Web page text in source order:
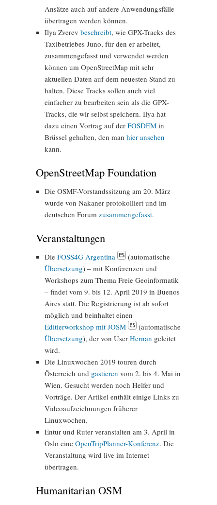
Ansätze auch auf andere Anwendungsfälle
übertragen werden können.
Ilya Zverev beschreibt, wie GPX-Tracks des
Taxibetriebes Juno, für den er arbeitet,
zusammengefasst und verwendet werden
können um OpenStreetMap mit sehr
aktuellen Daten auf dem neuesten Stand zu
halten. Diese Tracks sollen auch viel
einfacher zu bearbeiten sein als die GPX-
Tracks, die wir selbst speichern. Ilya hat
dazu einen Vortrag auf der FOSDEM in
Brüssel gehalten, den man hier ansehen
kann.
OpenStreetMap Foundation
Die OSMF-Vorstandssitzung am 20. März
wurde von Nakaner protokolliert und im
deutschen Forum zusammengefasst.
Veranstaltungen
Die FOSS4G Argentina
(automatische
Übersetzung) – mit Konferenzen und
Workshops zum Thema Freie Geoinformatik
– findet vom 9. bis 12. April 2019 in Buenos
Aires statt. Die Registrierung ist ab sofort
möglich und beinhaltet einen
Editierworkshop mit JOSM
(automatische
Übersetzung), der von User Hernan geleitet
wird.
Die Linuxwochen 2019 touren durch
Österreich und gastieren vom 2. bis 4. Mai in
Wien. Gesucht werden noch Helfer und
Vorträge. Der Artikel enthält einige Links zu
Videoaufzeichnungen früherer
Linuxwochen.
Entur und Ruter veranstalten am 3. April in
Oslo eine OpenTripPlanner-Konferenz. Die
Veranstaltung wird live im Internet
übertragen.
Humanitarian OSM